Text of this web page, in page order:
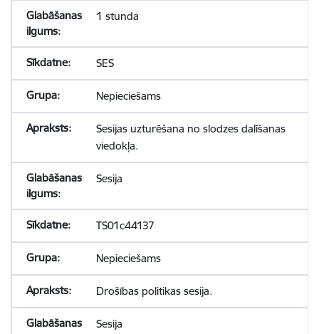
1 stunda
SES
Nepieciešams
Sesijas uzturēšana no slodzes dalīšanas
viedokļa.
Sesija
TS01c44137
Nepieciešams
Drošības politikas sesija.
Sesija